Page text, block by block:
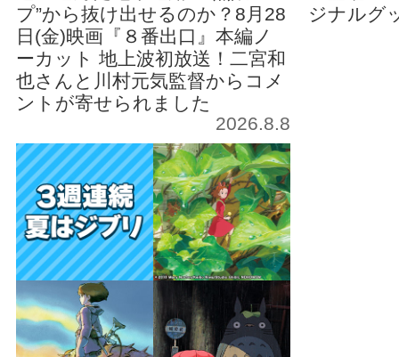
プ”から抜け出せるのか？8月28
日(金)映画『８番出口』本編ノ
ーカット 地上波初放送！二宮和
也さんと川村元気監督からコメ
ントが寄せられました
2026.8.8
ジナルグ